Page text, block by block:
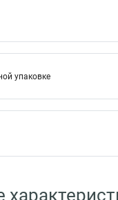
упаковке